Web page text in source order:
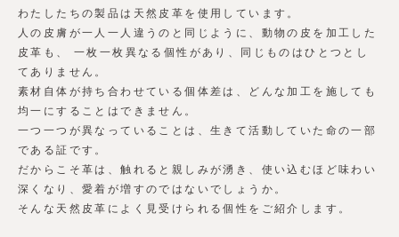
わたしたちの製品は天然皮革を使用しています。
人の皮膚が一人一人違うのと同じように、動物の皮を加工した
皮革も、
一枚一枚異なる個性があり、同じものはひとつとし
てありません。
素材自体が持ち合わせている個体差は、どんな加工を施しても
均一にすることはできません。
一つ一つが異なっていることは、生きて活動していた命の一部
である証です。
だからこそ革は、触れると親しみが湧き、使い込むほど味わい
深くなり、愛着が増すのではないでしょうか。
そんな天然皮革によく見受けられる個性をご紹介します。